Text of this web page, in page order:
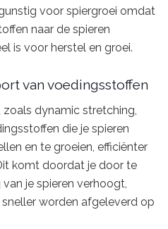
voor spiergroei omdat
naar de spieren
is voor herstel en groei.
van voedingsstoffen
dynamic stretching,
die je spieren
en te groeien, efficiënter
komt doordat je door te
je spieren verhoogt,
worden afgeleverd op